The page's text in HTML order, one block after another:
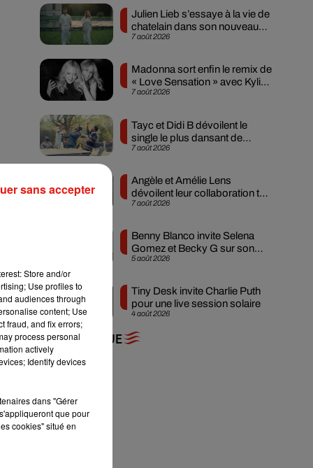
7 août 2026
Julien Lieb s’essaye à la vie de
chatelain dans son nouveau
clip
7 août 2026
Madonna sort enfin le remix de
« Love Sensation » avec Kylie
Minogue
7 août 2026
Tayc et Didi B dévoilent le
single le plus dansant de
l’année
7 août 2026
Angèle et Amélie Lens
dévoilent leur collaboration tant
attendue
5 août 2026
Benny Blanco invite Selena
Gomez et Becky G sur son
nouveau single
4 août 2026
Tiny Desk invite Charlie Puth
pour une live session solaire
+ DE MUSIQUE
Store and/or
Use profiles to
audiences through
content; Use
fraud, and fix errors;
process personal
actively
Identify devices
dans "Gérer
que pour
cookies" situé en
sans accepter